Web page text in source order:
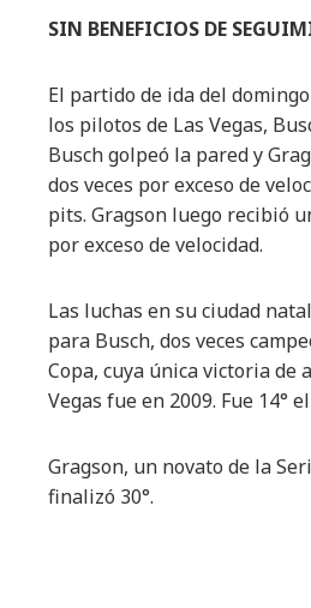
SIN BENEFICIOS DE
El partido de ida del
los pilotos de Las Vegas,
Busch golpeó la pared y
dos veces por exceso de
pits. Gragson luego recibió
por exceso de velocidad.
Las luchas en su ciudad
para Busch, dos veces
Copa, cuya única victoria de
Vegas fue en 2009. Fue 14°
Gragson, un novato de la
finalizó 30°.